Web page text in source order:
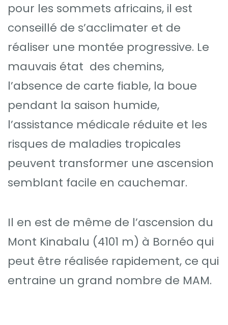
pour les sommets africains, il est
conseillé de s’acclimater et de
réaliser une montée progressive. Le
mauvais état des chemins,
l’absence de carte fiable, la boue
pendant la saison humide,
l’assistance médicale réduite et les
risques de maladies tropicales
peuvent transformer une ascension
semblant facile en cauchemar.
Il en est de même de l’ascension du
Mont Kinabalu (4101 m) à Bornéo qui
peut être réalisée rapidement, ce qui
entraine un grand nombre de MAM.